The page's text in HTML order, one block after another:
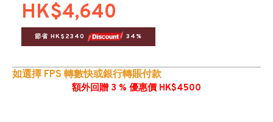
HK$4,640
節省 HK$2340 34%
如選擇 FPS 轉數快或銀行轉賬付款
額外回贈 3 % 優惠價 HK$4500